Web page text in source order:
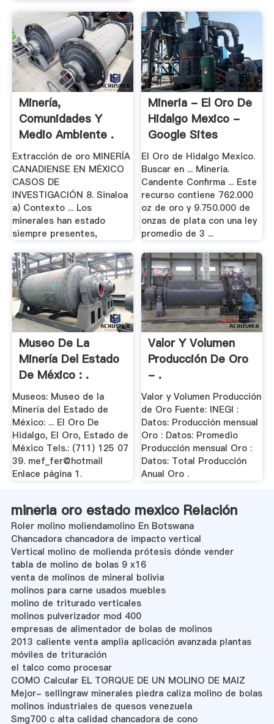
Minería,
Comunidades Y
Medio Ambiente .
Extracción de oro MINERÍA
CANADIENSE EN MÉXICO
CASOS DE
INVESTIGACIÓN 8. Sinaloa
a) Contexto ... Los
minerales han estado
siempre presentes,
Mineria - El Oro De
Hidalgo Mexico -
Google Sites
El Oro de Hidalgo Mexico.
Buscar en ... Mineria.
Candente Confirma ... Este
recurso contiene 762.000
oz de oro y 9.750.000 de
onzas de plata con una ley
promedio de 3 ...
Museo De La
Minería Del Estado
De México : .
Museos: Museo de la
Minería del Estado de
México: ... El Oro De
Hidalgo, El Oro, Estado de
México Tels.: (711) 125 07
39. mef_fer@hotmail
Enlace página 1.
Valor Y Volumen
Producción De Oro
- .
Valor y Volumen Producción
de Oro Fuente: INEGI :
Datos: Producción mensual
Oro : Datos: Promedio
Producción mensual Oro :
Datos: Total Producción
Anual Oro .
mineria oro estado mexico Relación
Roler molino moliendamolino En Botswana
Chancadora chancadora de impacto vertical
Vertical molino de molienda prótesis dónde vender
tabla de molino de bolas 9 x16
venta de molinos de mineral bolivia
molinos para carne usados muebles
molino de triturado verticales
molinos pulverizador mod 400
empresas de alimentador de bolas de molinos
2013 caliente venta amplia aplicación avanzada plantas
móviles de trituración
el talco como procesar
COMO Calcular EL TORQUE DE UN MOLINO DE MAIZ
Mejor- sellingraw minerales piedra caliza molino de bolas
molinos industriales de quesos venezuela
Smg700 c alta calidad chancadora de cono